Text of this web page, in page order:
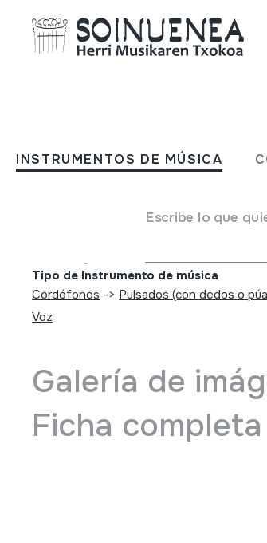
INSTRUMENTOS DE MÚSICA
Escribe lo que
HM Udaberriko
Txokoa; Xalbador
Tipo de Instrumento de música
Cordófonos -> Pulsados (con dedos o
Voz
Galería de
Ficha completa